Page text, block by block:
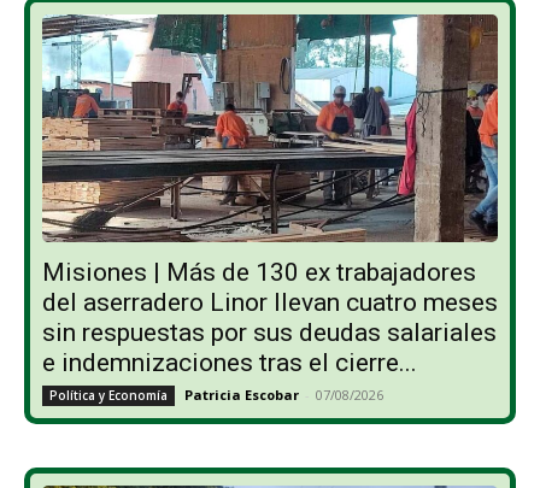
Misiones | Más de 130 ex trabajadores
del aserradero Linor llevan cuatro meses
sin respuestas por sus deudas salariales
e indemnizaciones tras el cierre...
Política y Economía Patricia Escobar - 07/08/2026